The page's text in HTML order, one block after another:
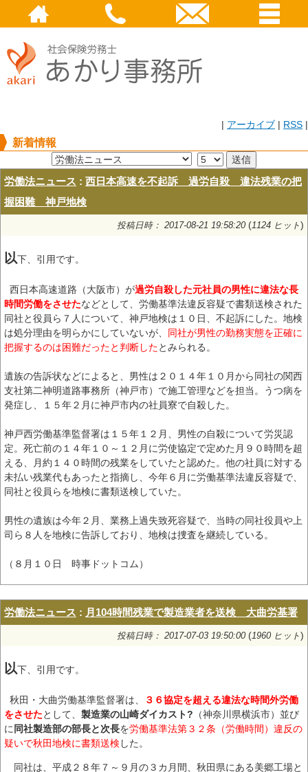
| アーカイブ | RSS |
新着情報
労働法ニュース : 西日本高速を不起訴 過労自殺 違法残業の把
握困難 神戸地検
投稿日時： 2017-08-21 19:58:20 (1124 ヒット)
以下、引用です。
西日本高速道路（大阪市）が過労自殺した元社員の男性に違法な長
時間労働をさせたなどとして、労働基準法違反容疑で書類送検された
同社と役員ら７人について、神戸地検は１０日、不起訴にした。地検
は処分理由を明らかにしていないが、 同社が男性の勤務実態を正確に
把握するのは困難だったと判断したとみられる。
遺族の告訴状などによると、男性は２０１４年１０月から同社の関西
支社第二神明道路事務所（神戸市）で施工管理などを担当。うつ病を
発症し、１５年２月に神戸市内の社員寮で自殺した。
神戸西労働基準監督署は１５年１２月、男性の自殺について労災認
定。死亡前の１４年１０～１２月に労使協定で定めた月９０時間を超
える、月約１４０時間の残業をしていたと認めた。他の社員に対する
未払い残業代もあったと指摘し、今年６月に労働基準法違反容疑で、
同社と役員らを地検に書類送検していた。
男性の遺族は今年２月、業務上過失致死容疑で、当時の同社役員や上
司ら８人を地検に告訴しており、地検は捜査を継続している。
（８月１０日 時事ドットコム）
労働法ニュース : 月104時間残業で製造業者を送検 大曲労基署
投稿日時： 2017-07-03 19:50:00 (1960 ヒット)
以下、引用です。
秋田・大曲労働基準監督署は、
３６協定を超える違法な時間外労働
をさせたとして、 製造業の山崎ダイカスト? （神奈川県横浜市）並び
に同社製造部の部長と次長を労働基準法第３２条（労働時間）違反の
疑いで秋田地検に書類送検 した。
同社は、平成２８年７～９月の３カ月間、秋田県にある美郷工場と